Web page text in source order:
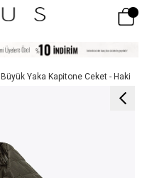
Büyük Yaka Kapitone Ceket - Haki